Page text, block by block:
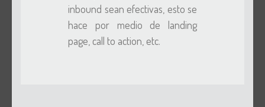
inbound sean efectivas, esto se
hace por medio de landing
page, call to action, etc.